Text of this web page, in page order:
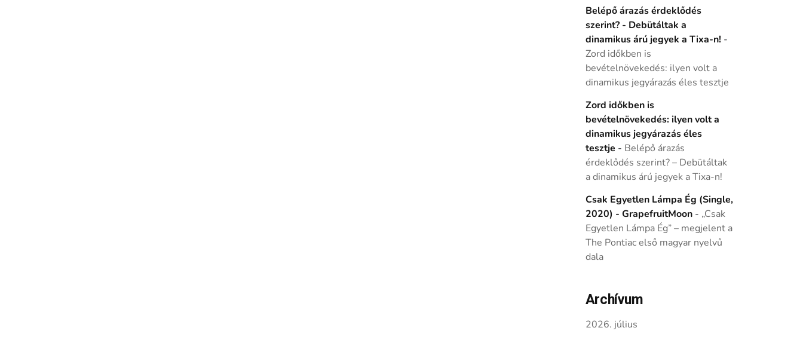
Belépő árazás érdeklődés
szerint? - Debütáltak a
dinamikus árú jegyek a Tixa-n! -
Zord időkben is
bevételnövekedés: ilyen volt a
dinamikus jegyárazás éles tesztje
Zord időkben is
bevételnövekedés: ilyen volt a
dinamikus jegyárazás éles
tesztje - Belépő árazás
érdeklődés szerint? – Debütáltak
a dinamikus árú jegyek a Tixa-n!
Csak Egyetlen Lámpa Ég (Single,
2020) - GrapefruitMoon- „Csak
Egyetlen Lámpa Ég” – megjelent a
The Pontiac első magyar nyelvű
dala
Archívum
2026. július